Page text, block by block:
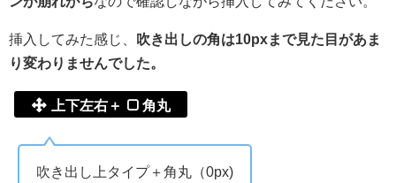
挿入してみた感じ、
吹き出しの角は10pxまで見た目があま
り変わりませんでした。
上下左右＋ 角丸
吹き出し上タイプ＋角丸（0px)